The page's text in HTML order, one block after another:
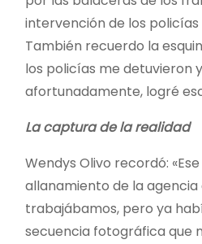
intervención de los
También recuerdo la
los policías me detuvieron
afortunadamente, logré
La captura de la realidad
Wendys Olivo recordó:
allanamiento de la agencia
trabajábamos, pero ya
secuencia fotográfica que